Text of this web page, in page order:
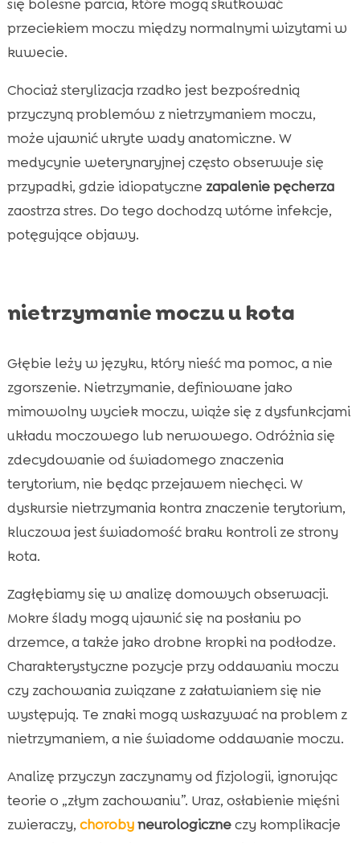
się bolesne parcia, które mogą skutkować
przeciekiem moczu między normalnymi wizytami w
kuwecie.
Chociaż sterylizacja rzadko jest bezpośrednią
przyczyną problemów z nietrzymaniem moczu,
może ujawnić ukryte wady anatomiczne. W
medycynie weterynaryjnej często obserwuje się
przypadki, gdzie idiopatyczne zapalenie pęcherza
zaostrza stres. Do tego dochodzą wtórne infekcje,
potęgujące objawy.
nietrzymanie moczu u kota
Głębie leży w języku, który nieść ma pomoc, a nie
zgorszenie. Nietrzymanie, definiowane jako
mimowolny wyciek moczu, wiąże się z dysfunkcjami
układu moczowego lub nerwowego. Odróżnia się
zdecydowanie od świadomego znaczenia
terytorium, nie będąc przejawem niechęci. W
dyskursie nietrzymania kontra znaczenie terytorium,
kluczowa jest świadomość braku kontroli ze strony
kota.
Zagłębiamy się w analizę domowych obserwacji.
Mokre ślady mogą ujawnić się na posłaniu po
drzemce, a także jako drobne kropki na podłodze.
Charakterystyczne pozycje przy oddawaniu moczu
czy zachowania związane z załatwianiem się nie
występują. Te znaki mogą wskazywać na problem z
nietrzymaniem, a nie świadome oddawanie moczu.
Analizę przyczyn zaczynamy od fizjologii, ignorując
teorie o „złym zachowaniu”. Uraz, osłabienie mięśni
zwieraczy, chorobyneurologiczneczy komplikacje